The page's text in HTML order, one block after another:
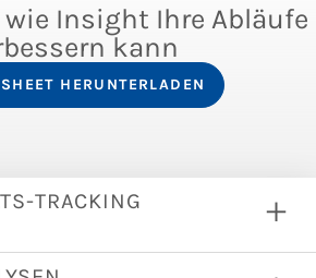
wie Insight Ihre Abläufe
kann
HERUNTERLADEN
TRACKING